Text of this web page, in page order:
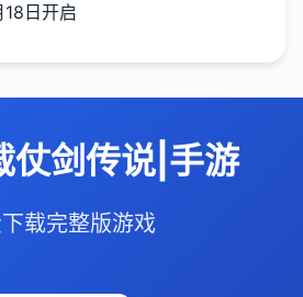
18日开启
仗剑传说|手游
载完整版游戏